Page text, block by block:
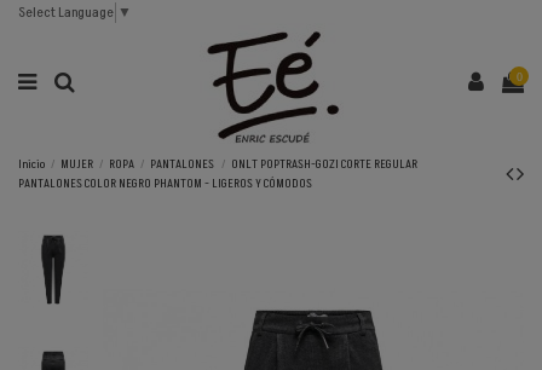
Select Language ▼
0
Inicio MUJER ROPA PANTALONES
ONLT POPTRASH-GOZI CORTE REGULAR
PANTALONES COLOR NEGRO PHANTOM - LIGEROS Y CÓMODOS